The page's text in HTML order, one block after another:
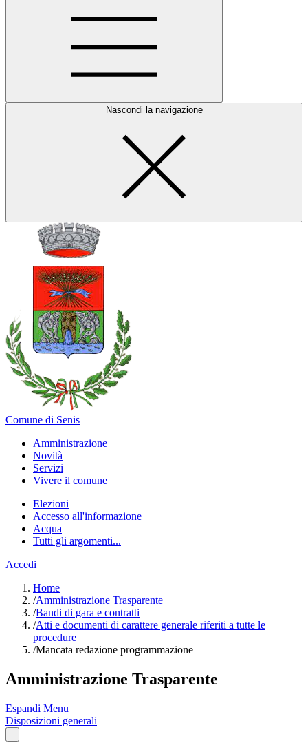
Nascondi la navigazione
Comune di Senis
Amministrazione
Novità
Servizi
Vivere il comune
Elezioni
Accesso all'informazione
Acqua
Tutti gli argomenti...
Accedi
Home
/Amministrazione Trasparente
/Bandi di gara e contratti
/Atti e documenti di carattere generale riferiti a tutte le
procedure
/Mancata redazione programmazione
Amministrazione Trasparente
Espandi Menu
Disposizioni generali